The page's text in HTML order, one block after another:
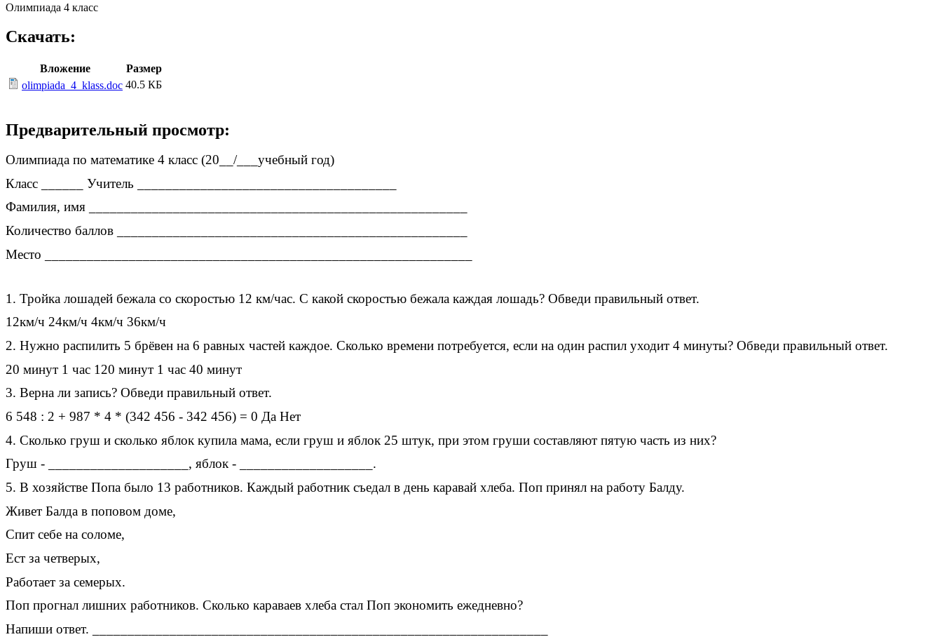
Олимпиада 4 класс
Скачать:
Вложение
Размер
olimpiada_4_klass.doc 40.5 КБ
Предварительный просмотр:
Олимпиада по математике 4 класс (20__/___учебный год)
Класс ______ Учитель _____________________________________
Фамилия, имя ______________________________________________________
Количество баллов __________________________________________________
Место _____________________________________________________________
1. Тройка лошадей бежала со скоростью 12 км/час. С какой скоростью бежала каждая лошадь? Обведи правильный ответ.
12км/ч 24км/ч 4км/ч 36км/ч
2. Нужно распилить 5 брёвен на 6 равных частей каждое. Сколько времени потребуется, если на один распил уходит 4 минуты? Обведи правильный ответ.
20 минут 1 час 120 минут 1 час 40 минут
3. Верна ли запись? Обведи правильный ответ.
6 548 : 2 + 987 * 4 * (342 456 - 342 456) = 0 Да Нет
4. Сколько груш и сколько яблок купила мама, если груш и яблок 25 штук, при этом груши составляют пятую часть из них?
Груш - ____________________, яблок - ___________________.
5. В хозяйстве Попа было 13 работников. Каждый работник съедал в день каравай хлеба. Поп принял на работу Балду.
Живет Балда в поповом доме,
Спит себе на соломе,
Ест за четверых,
Работает за семерых.
Поп прогнал лишних работников. Сколько караваев хлеба стал Поп экономить ежедневно?
Напиши ответ. _________________________________________________________________